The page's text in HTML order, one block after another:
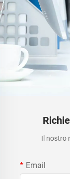
Il nostro
Email